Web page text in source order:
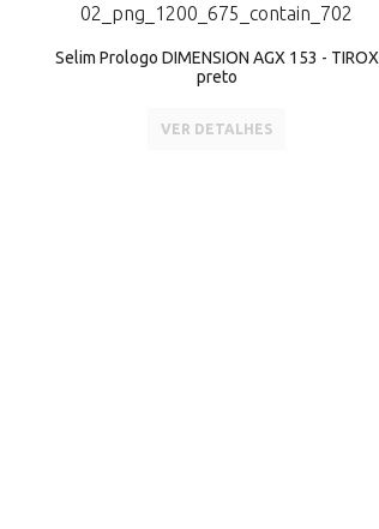
Selim Prologo DIMENSION AGX 153 - TIROX
preto
VER DETALHES